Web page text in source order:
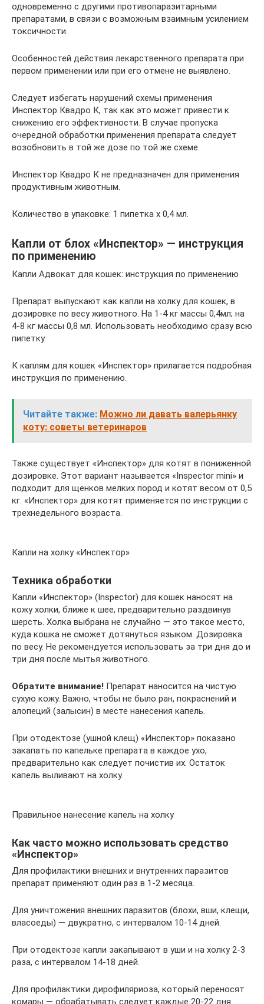
одновременно с другими противопаразитарными
препаратами, в связи с возможным взаимным усилением
токсичности.
Особенностей действия лекарственного препарата при
первом применении или при его отмене не выявлено.
Следует избегать нарушений схемы применения
Инспектор Квадро К, так как это может привести к
снижению его эффективности. В случае пропуска
очередной обработки применения препарата следует
возобновить в той же дозе по той же схеме.
Инспектор Квадро К не предназначен для применения
продуктивным животным.
Количество в упаковке: 1 пипетка х 0,4 мл.
Капли от блох «Инспектор» — инструкция
по применению
Капли Адвокат для кошек: инструкция по применению
Препарат выпускают как капли на холку для кошек, в
дозировке по весу животного. На 1-4 кг массы 0,4мл; на
4-8 кг массы 0,8 мл. Использовать необходимо сразу всю
пипетку.
К каплям для кошек «Инспектор» прилагается подробная
инструкция по применению.
Читайте также: Можно ли давать валерьянку
коту: советы ветеринаров
Также существует «Инспектор» для котят в пониженной
дозировке. Этот вариант называется «Inspector mini» и
подходит для щенков мелких пород и котят весом от 0,5
кг. «Инспектор» для котят применяется по инструкции с
трехнедельного возраста.
Капли на холку «Инспектор»
Техника обработки
Капли «Инспектор» (Inspector) для кошек наносят на
кожу холки, ближе к шее, предварительно раздвинув
шерсть. Холка выбрана не случайно — это такое место,
куда кошка не сможет дотянуться языком. Дозировка
по весу. Не рекомендуется использовать за три дня до и
три дня после мытья животного.
Обратите внимание! Препарат наносится на чистую
сухую кожу. Важно, чтобы не было ран, покраснений и
алопеций (залысин) в месте нанесения капель.
При отодектозе (ушной клещ) «Инспектор» показано
закапать по капельке препарата в каждое ухо,
предварительно как следует почистив их. Остаток
капель выливают на холку.
Правильное нанесение капель на холку
Как часто можно использовать средство
«Инспектор»
Для профилактики внешних и внутренних паразитов
препарат применяют один раз в 1-2 месяца.
Для уничтожения внешних паразитов (блохи, вши, клещи,
власоеды) — двукратно, с интервалом 10-14 дней.
При отодектозе капли закапывают в уши и на холку 2-3
раза, с интервалом 14-18 дней.
Для профилактики дирофиляриоза, который переносят
комары — обрабатывать следует каждые 20-22 дня.